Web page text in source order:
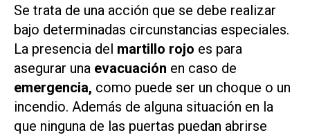
Se trata de una acción que se debe realizar
bajo determinadas circunstancias especiales.
La presencia del martillo rojo es para
asegurar una evacuación en caso de
emergencia, como puede ser un choque o un
incendio. Además de alguna situación en la
que ninguna de las puertas puedan abrirse